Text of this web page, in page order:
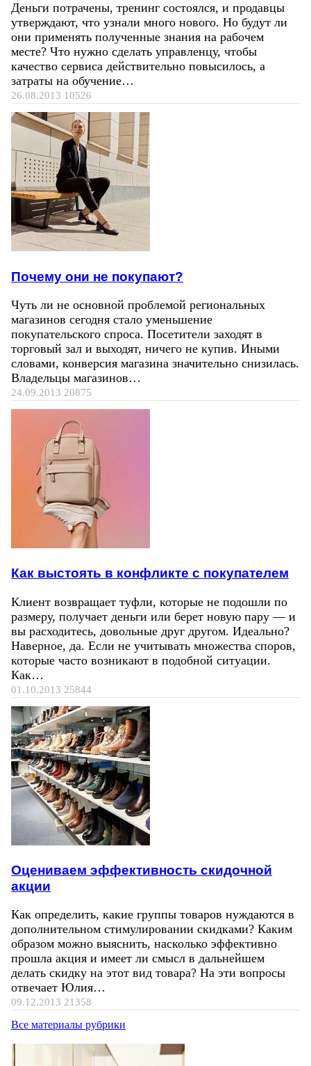
Деньги потрачены, тренинг состоялся, и продавцы
утверждают, что узнали много нового. Но будут ли
они применять полученные знания на рабочем
месте? Что нужно сделать управленцу, чтобы
качество сервиса действительно повысилось, а
затраты на обучение…
26.08.2013 10526
Почему они не покупают?
Чуть ли не основной проблемой региональных
магазинов сегодня стало уменьшение
покупательского спроса. Посетители заходят в
торговый зал и выходят, ничего не купив. Иными
словами, конверсия магазина значительно снизилась.
Владельцы магазинов…
24.09.2013 20875
Как выстоять в конфликте с покупателем
Клиент возвращает туфли, которые не подошли по
размеру, получает деньги или берет новую пару — и
вы расходитесь, довольные друг другом. Идеально?
Наверное, да. Если не учитывать множества споров,
которые часто возникают в подобной ситуации.
Как…
01.10.2013 25844
Оцениваем эффективность скидочной
акции
Как определить, какие группы товаров нуждаются в
дополнительном стимулировании скидками? Каким
образом можно выяснить, насколько эффективно
прошла акция и имеет ли смысл в дальнейшем
делать скидку на этот вид товара? На эти вопросы
отвечает Юлия…
09.12.2013 21358
Все материалы рубрики